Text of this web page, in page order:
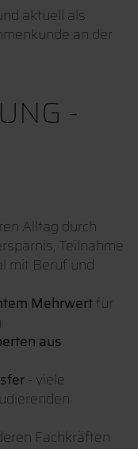
aktuell als
an der
-
Alltag durch
Teilnahme
mit Beruf und
Mehrwertfür
aus
- viele
Fachkräften